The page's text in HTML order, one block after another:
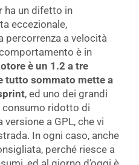
ha un difetto in
eccezionale,
percorrenza a velocità
è in
è un 1.2 a tre
tutto sommato mette a
, ed uno dei grandi
consumo ridotto di
versione a GPL, che vi
In ogni caso, anche
perché riesce a